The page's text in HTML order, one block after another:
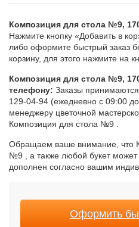
Композиция для стола №9,
Нажмите кнопку «Добавить в
либо оформите быстрый заказ
корзину, для этого нажмите на
Композиция для стола №9,
телефону: Заказы
129-04-94 (ежедневно с 09:00
менеджеру цветочной
Композиция для стола №9 .
Обращаем ваше внимание, что
№9 , а также любой букет может
дополнен согласно вашим
Оформить